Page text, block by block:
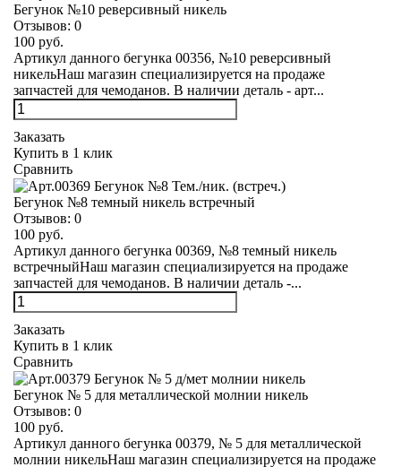
Бегунок №10 реверсивный никель
Отзывов: 0
100 руб.
Артикул данного бегунка 00356, №10 реверсивный
никельНаш магазин специализируется на продаже
запчастей для чемоданов. В наличии деталь - арт...
Заказать
Купить в 1 клик
Сравнить
Бегунок №8 темный никель встречный
Отзывов: 0
100 руб.
Артикул данного бегунка 00369, №8 темный никель
встречныйНаш магазин специализируется на продаже
запчастей для чемоданов. В наличии деталь -...
Заказать
Купить в 1 клик
Сравнить
Бегунок № 5 для металлической молнии никель
Отзывов: 0
100 руб.
Артикул данного бегунка 00379, № 5 для металлической
молнии никельНаш магазин специализируется на продаже